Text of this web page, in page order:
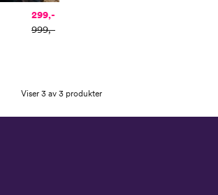
299,-
999,-
Viser 3 av 3 produkter